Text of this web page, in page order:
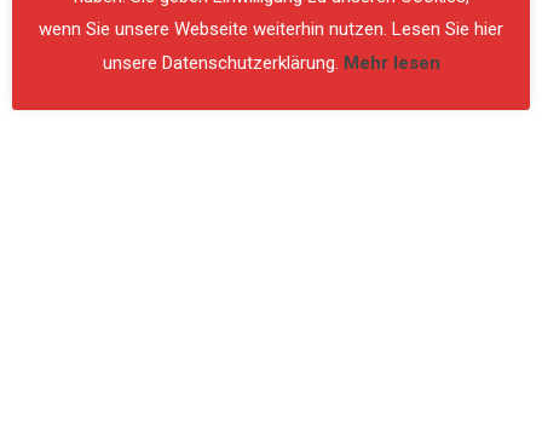
wenn Sie unsere Webseite weiterhin nutzen. Lesen Sie hier
unsere Datenschutzerklärung. Mehr lesen